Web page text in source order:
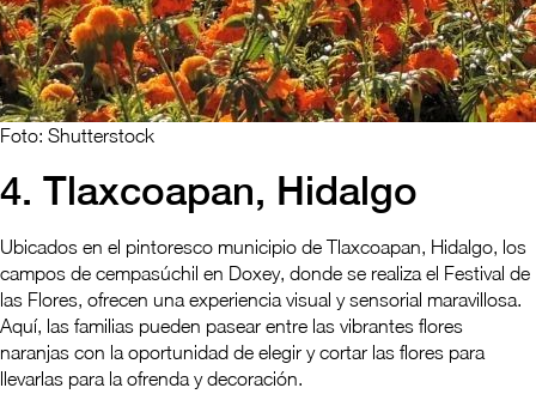
Foto: Shutterstock
4. Tlaxcoapan, Hidalgo
Ubicados en el pintoresco municipio de Tlaxcoapan, Hidalgo, los
campos de cempasúchil en Doxey, donde se realiza el Festival de
las Flores, ofrecen una experiencia visual y sensorial maravillosa.
Aquí, las familias pueden pasear entre las vibrantes flores
naranjas con la oportunidad de elegir y cortar las flores para
llevarlas para la ofrenda y decoración.